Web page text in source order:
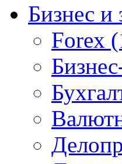
Бизнес и
Forex